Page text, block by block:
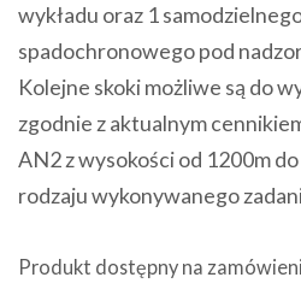
wykładu oraz 1
spadochronowego pod
Kolejne skoki możliwe są do
zgodnie z aktualnym
AN2 z wysokości od 1200m
rodzaju wykonywanego
Produkt dostępny na